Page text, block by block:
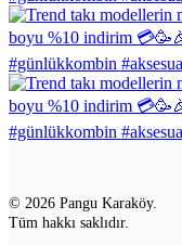
© 2026 Pangu Karaköy.
Tüm hakkı saklıdır.